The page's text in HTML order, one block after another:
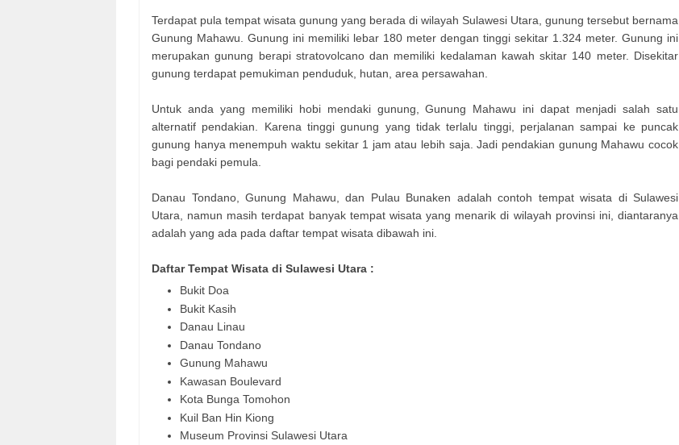
Terdapat pula tempat wisata gunung yang berada di wilayah Sulawesi Utara, gunung tersebut bernama
Gunung Mahawu. Gunung ini memiliki lebar 180 meter dengan tinggi sekitar 1.324 meter. Gunung ini
merupakan gunung berapi stratovolcano dan memiliki kedalaman kawah skitar 140 meter. Disekitar
gunung terdapat pemukiman penduduk, hutan, area persawahan.
Untuk anda yang memiliki hobi mendaki gunung, Gunung Mahawu ini dapat menjadi salah satu
alternatif pendakian. Karena tinggi gunung yang tidak terlalu tinggi, perjalanan sampai ke puncak
gunung hanya menempuh waktu sekitar 1 jam atau lebih saja. Jadi pendakian gunung Mahawu cocok
bagi pendaki pemula.
Danau Tondano, Gunung Mahawu, dan Pulau Bunaken adalah contoh tempat wisata di Sulawesi
Utara, namun masih terdapat banyak tempat wisata yang menarik di wilayah provinsi ini, diantaranya
adalah yang ada pada daftar tempat wisata dibawah ini.
Daftar Tempat Wisata di Sulawesi Utara :
Bukit Doa
Bukit Kasih
Danau Linau
Danau Tondano
Gunung Mahawu
Kawasan Boulevard
Kota Bunga Tomohon
Kuil Ban Hin Kiong
Museum Provinsi Sulawesi Utara